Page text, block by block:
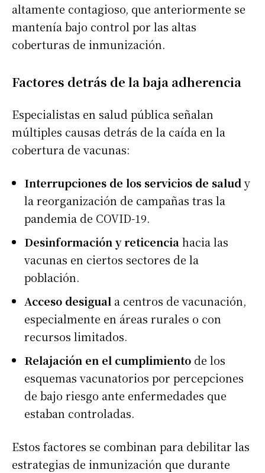
altamente contagioso, que anteriormente se
mantenía bajo control por las altas
coberturas de inmunización.
Factores detrás de la baja adherencia
Especialistas en salud pública señalan
múltiples causas detrás de la caída en la
cobertura de vacunas:
Interrupciones de los servicios de salud y
la reorganización de campañas tras la
pandemia de COVID-19.
Desinformación y reticenciahacia las
vacunas en ciertos sectores de la
población.
Acceso desigual a centros de vacunación,
especialmente en áreas rurales o con
recursos limitados.
Relajación en el cumplimiento de los
esquemas vacunatorios por percepciones
de bajo riesgo ante enfermedades que
estaban controladas.
Estos factores se combinan para debilitar las
estrategias de inmunización que durante